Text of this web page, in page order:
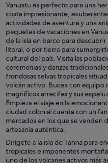
Vanuatu es perfecto para una
costa impresionante,
actividades de aventura y una
paquetes de vacaciones en
de la isla en barco para
litoral, o por tierra para
cultural del país. Visita las
ceremonias y danzas
frondosas selvas tropicales
volcán activo. Bucea con equipo
magníficos arrecifes y sus
Empieza el viaje en la
ciudad colonial cuenta con un
mercados en los que se venden
artesanía auténtica.
Dirígete a la isla de Tanna para
tropicales e imponentes
uno de los volcanes activos más